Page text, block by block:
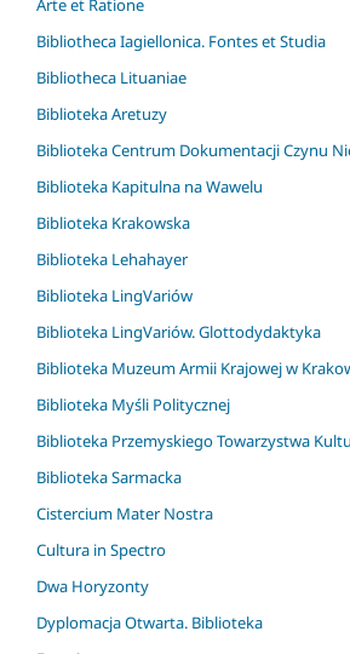
Arte et Ratione
Bibliotheca Iagiellonica. Fontes et Studia
Bibliotheca Lituaniae
Biblioteka Aretuzy
Biblioteka Centrum Dokumentacji Czynu
Biblioteka Kapitulna na Wawelu
Biblioteka Krakowska
Biblioteka Lehahayer
Biblioteka LingVariów
Biblioteka LingVariów. Glottodydaktyka
Biblioteka Muzeum Armii Krajowej w
Biblioteka Myśli Politycznej
Biblioteka Przemyskiego Towarzystwa
Biblioteka Sarmacka
Cistercium Mater Nostra
Cultura in Spectro
Dwa Horyzonty
Dyplomacja Otwarta. Biblioteka